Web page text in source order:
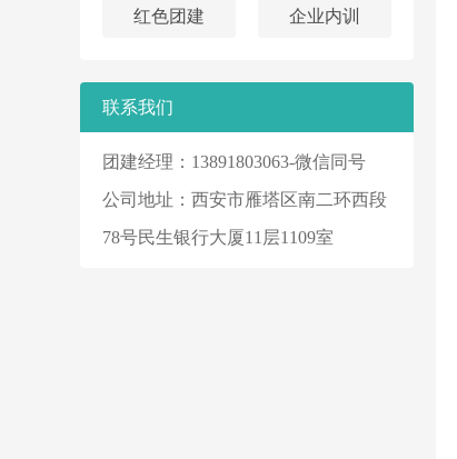
红色团建 企业内训
联系我们
团建经理：13891803063-微信同号
公司地址：西安市雁塔区南二环西段
78号民生银行大厦11层1109室